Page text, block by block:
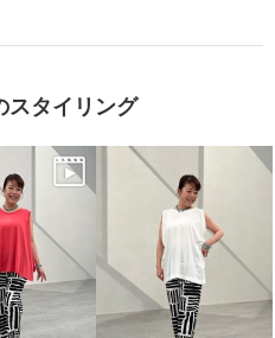
スタイリング